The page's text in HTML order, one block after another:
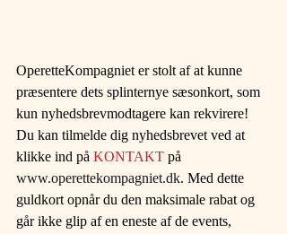
OperetteKompagniet er stolt af at kunne
præsentere dets splinternye sæsonkort, som
kun nyhedsbrevmodtagere kan rekvirere!
Du kan tilmelde dig nyhedsbrevet ved at
klikke ind på KONTAKT på
www.operettekompagniet.dk. Med dette
guldkort opnår du den maksimale rabat og
går ikke glip af en eneste af de events,